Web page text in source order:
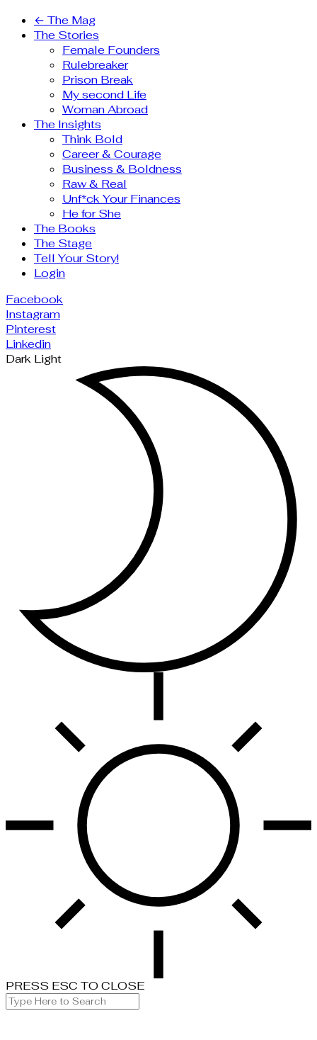
← The Mag
The Stories
Female Founders
Rulebreaker
Prison Break
My second Life
Woman Abroad
The Insights
Think Bold
Career & Courage
Business & Boldness
Raw & Real
Unf*ck Your Finances
He for She
The Books
The Stage
Tell Your Story!
Login
Facebook
Instagram
Pinterest
Linkedin
Dark Light
PRESS ESC TO CLOSE